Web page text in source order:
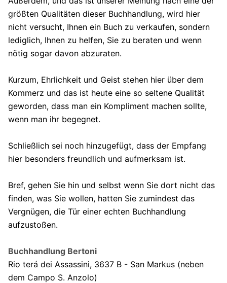
größten Qualitäten dieser Buchhandlung, wird hier
nicht versucht, Ihnen ein Buch zu verkaufen, sondern
lediglich, Ihnen zu helfen, Sie zu beraten und wenn
nötig sogar davon abzuraten.
Kurzum, Ehrlichkeit und Geist stehen hier über dem
Kommerz und das ist heute eine so seltene Qualität
geworden, dass man ein Kompliment machen sollte,
wenn man ihr begegnet.
Schließlich sei noch hinzugefügt, dass der Empfang
hier besonders freundlich und aufmerksam ist.
Bref, gehen Sie hin und selbst wenn Sie dort nicht das
finden, was Sie wollen, hatten Sie zumindest das
Vergnügen, die Tür einer echten Buchhandlung
aufzustoßen.
Buchhandlung Bertoni
Rio terá dei Assassini, 3637 B - San Markus (neben
dem Campo S. Anzolo)